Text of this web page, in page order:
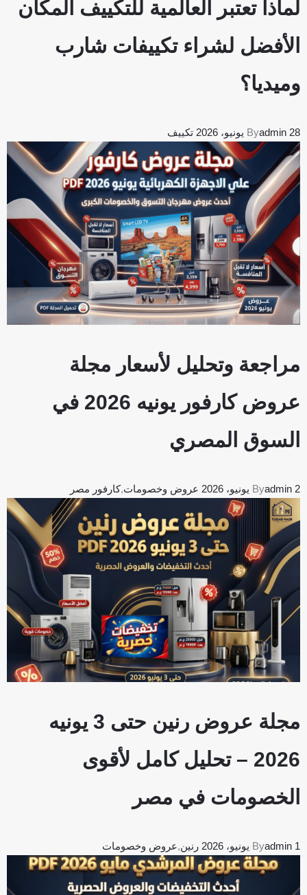
لماذا تعتبر العالمية للتكييف المكان
الأفضل لشراء تكييفات شارب
وميديا؟
Byadmin 28 يونيو، 2026 تكييف
مراجعة وتحليل لأسعار مجلة
عروض كارفور يونيه 2026 في
السوق المصري
Byadmin 2 يونيو، 2026 عروض وخصومات,كارفور مصر
مجلة عروض رنين حتى 3 يونيه
2026 – تحليل كامل لأقوى
الخصومات في مصر
Byadmin 1 يونيو، 2026 رنين,عروض وخصومات